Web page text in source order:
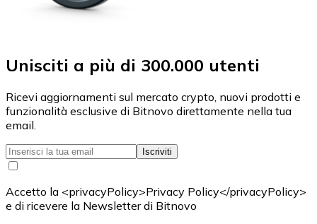
Unisciti a più di 300.000 utenti
Ricevi aggiornamenti sul mercato crypto, nuovi prodotti e
funzionalità esclusive di Bitnovo direttamente nella tua
email.
Iscriviti
Accetto la <privacyPolicy>Privacy Policy</privacyPolicy>
e di ricevere la Newsletter di Bitnovo